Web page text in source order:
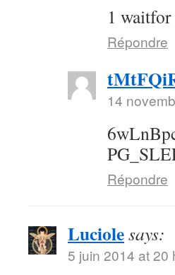
1 waitfor
Répondre
14
Répondre
Luciolesays:
5 juin 2014 at 20